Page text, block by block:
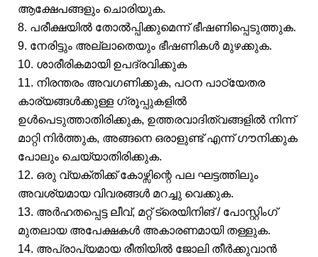
ആക്ഷേപങ്ങളും ചൊരിയുക.
8. പരീക്ഷയിൽ തോൽപ്പിക്കുമെന്ന് ഭീഷണിപ്പെടുത്തുക.
9. നേരിട്ടും അല്ലാതെയും ഭീഷണികൾ മുഴക്കുക.
10. ശാരീരികമായി ഉപദ്രവിക്കുക
11. നിരന്തരം അവഗണിക്കുക, പഠന പാഠ്യേതര
കാര്യങ്ങൾക്കുള്ള ഗ്രൂപ്പുകളിൽ
ഉൾപെടുത്താതിരിക്കുക, ഉത്തരവാദിത്വങ്ങളിൽ നിന്ന്
മാറ്റി നിർത്തുക, അങ്ങനെ ഒരാളുണ്ട് എന്ന് ഗൗനിക്കുക
പോലും ചെയ്യാതിരിക്കുക.
12. ഒരു വ്യക്തിക്ക് കോഴ്സിന്റെ പല ഘട്ടത്തിലും
അവശ്യമായ വിവരങ്ങൾ മറച്ചു വെക്കുക.
13. അർഹതപ്പെട്ട ലീവ്, മറ്റ് ട്രെയിനിങ് / പോസ്റ്റിംഗ്
മുതലായ അപേക്ഷകൾ അകാരണമായി തള്ളുക.
14. അപ്രാപ്യമായ രീതിയിൽ ജോലി തീർക്കുവാൻ